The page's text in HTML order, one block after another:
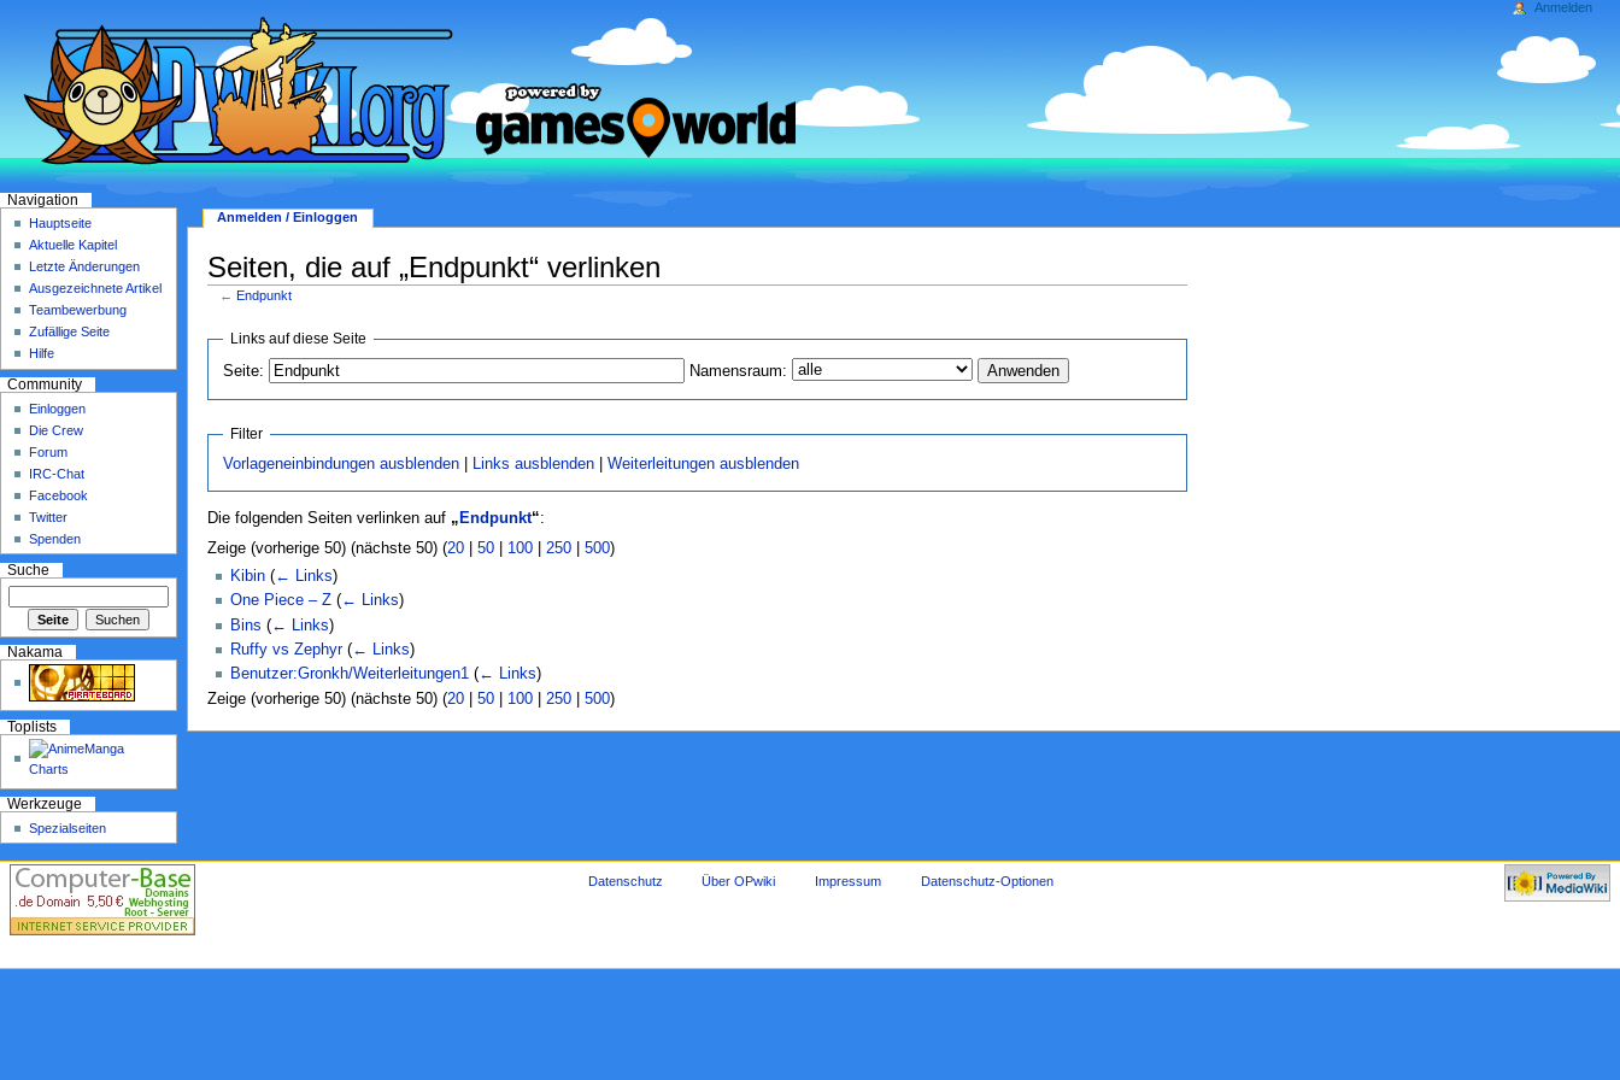
Seiten, die auf „Endpunkt“ verlinken
← Endpunkt
Links auf diese Seite
Seite:
Namensraum:
Filter
Vorlageneinbindungen ausblenden
Links ausblenden |Weiterleitungen ausblenden
Die folgenden Seiten verlinken auf „ Endpunkt“:
Zeige (vorherige 50) (nächste 50) (20| 50| 100| 250| 500)
Kibin (← Links)
One Piece – Z (← Links)
Bins (← Links)
Ruffy vs Zephyr (← Links)
Benutzer:Gronkh/Weiterleitungen1 (← Links)
Zeige (vorherige 50) (nächste 50) (20| 50| 100| 250| 500)
Anmelden / Einloggen
Anmelden
Navigation
Hauptseite
Aktuelle Kapitel
Letzte Änderungen
Ausgezeichnete Artikel
Teambewerbung
Zufällige Seite
Hilfe
Community
Einloggen
Die Crew
Forum
IRC-Chat
Facebook
Twitter
Spenden
Suche
Nakama
Toplists
Werkzeuge
Spezialseiten
Datenschutz Über OPwiki Impressum Datenschutz-Optionen